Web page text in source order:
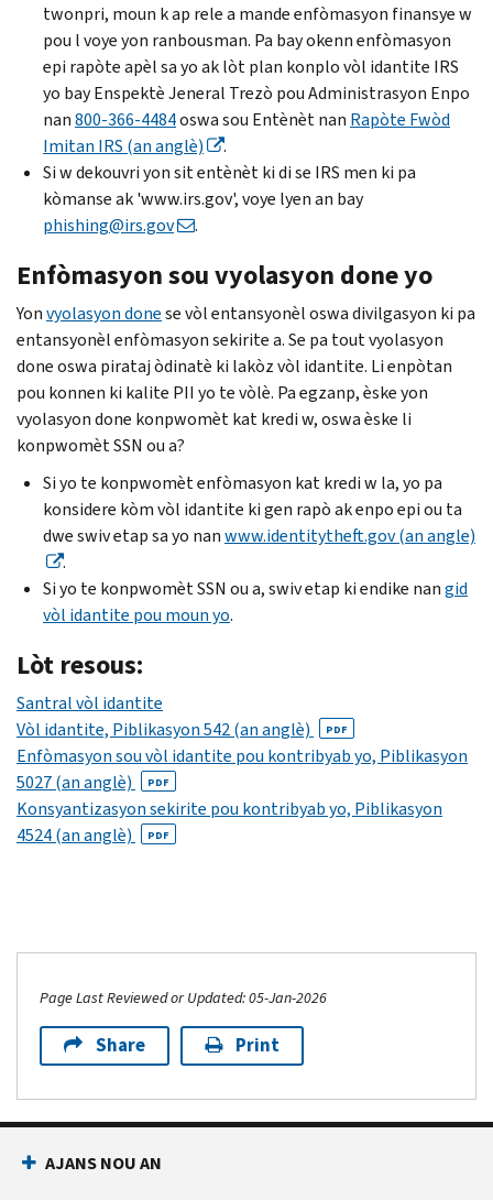
twonpri, moun k ap rele a mande enfòmasyon finansye w
pou l voye yon ranbousman. Pa bay okenn enfòmasyon
epi rapòte apèl sa yo ak lòt plan konplo vòl idantite IRS
yo bay Enspektè Jeneral Trezò pou Administrasyon Enpo
nan800-366-4484oswa sou Entènèt nan Rapòte Fwòd
Imitan IRS (an anglè)
.
Si w dekouvri yon sit entènèt ki di se IRS men ki pa
kòmanse ak 'www.irs.gov', voye lyen an bay
phishing@irs.gov .
Enfòmasyon sou vyolasyon done yo
Yonvyolasyon donese vòl entansyonèl oswa divilgasyon ki pa
entansyonèl enfòmasyon sekirite a. Se pa tout vyolasyon
done oswa pirataj òdinatè ki lakòz vòl idantite. Li enpòtan
pou konnen ki kalite PII yo te vòlè. Pa egzanp, èske yon
vyolasyon done konpwomèt kat kredi w, oswa èske li
konpwomèt SSN ou a?
Si yo te konpwomèt enfòmasyon kat kredi w la, yo pa
konsidere kòm vòl idantite ki gen rapò ak enpo epi ou ta
dwe swiv etap sa yo nanwww.identitytheft.gov (an angle)
.
Si yo te konpwomèt SSN ou a, swiv etap ki endike nangid
vòl idantite pou moun yo.
Lòt resous:
Santral vòl idantite
Vòl idantite, Piblikasyon 542 (an anglè)
PDF
Enfòmasyon sou vòl idantite pou kontribyab yo, Piblikasyon
5027 (an anglè)
PDF
Konsyantizasyon sekirite pou kontribyab yo, Piblikasyon
4524 (an anglè)
PDF
Page Last Reviewed or Updated: 05-Jan-2026
Share Print
AJANS NOU AN